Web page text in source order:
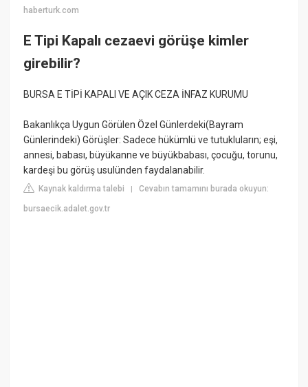
haberturk.com
E Tipi Kapalı cezaevi görüşe kimler
girebilir?
BURSA E TİPİ KAPALI VE AÇIK CEZA İNFAZ KURUMU
Bakanlıkça Uygun Görülen Özel Günlerdeki(Bayram
Günlerindeki) Görüşler: Sadece hükümlü ve tutukluların; eşi,
annesi, babası, büyükanne ve büyükbabası, çocuğu, torunu,
kardeşi bu görüş usulünden faydalanabilir.
Kaynak kaldırma talebi |Cevabın tamamını burada okuyun:
bursaecik.adalet.gov.tr